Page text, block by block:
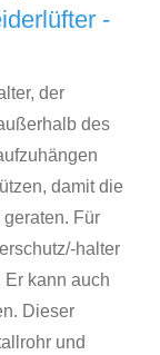
-
der
des
damit die
Für
halter
kann auch
Dieser
und